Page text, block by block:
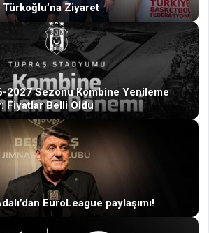
Türkoğlu’na Ziyaret
2027 Sezonu Kombine Yenileme
Fiyatlar Belli Oldu
EuroLeague paylaşımı!